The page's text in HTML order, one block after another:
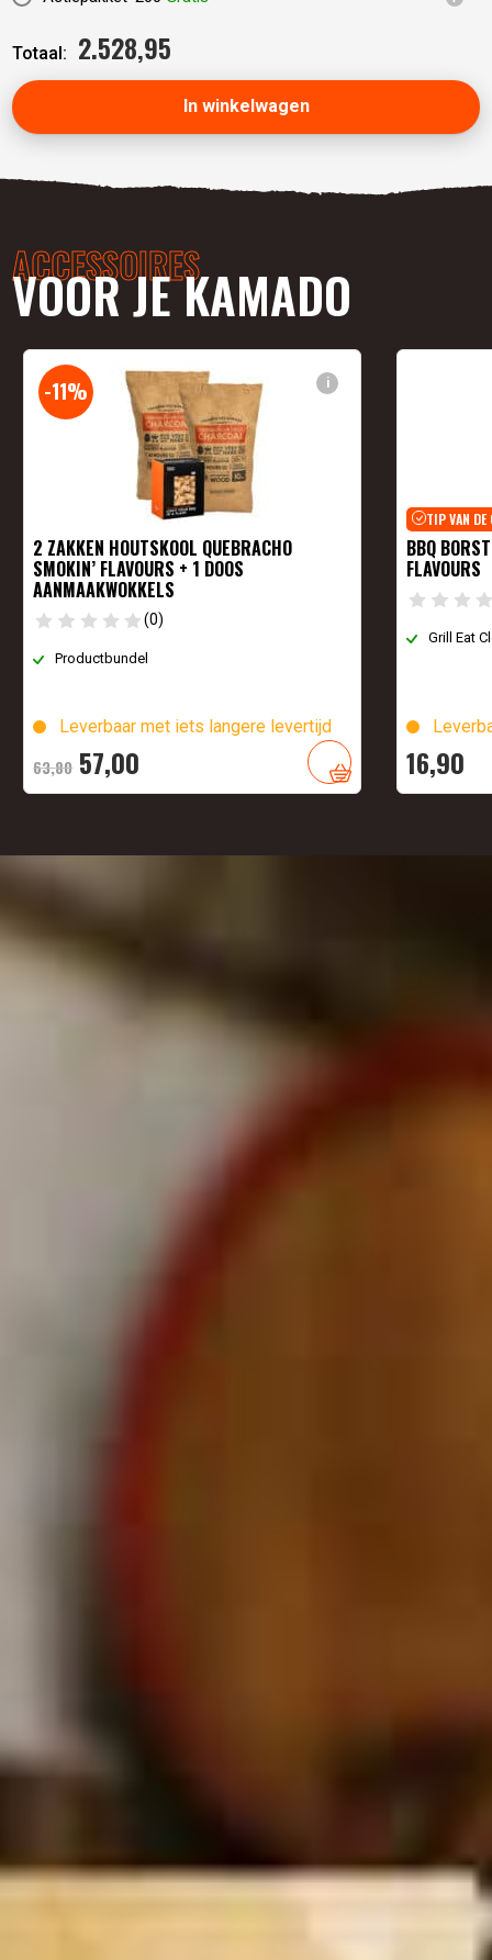
Totaal: 2.528,95
In winkelwagen
ACCESSOIRES
VOOR JE KAMADO
i
-11%
2 ZAKKEN HOUTSKOOL QUEBRACHO
SMOKIN’ FLAVOURS + 1 DOOS
AANMAAKWOKKELS
(0)
Productbundel
Leverbaar met iets langere levertijd
63,80 Oorspronkelijke
prijs
63,
57,00
prijs
TIP VAN DE
BBQ
FLAVOURS
Grill Eat
16,90